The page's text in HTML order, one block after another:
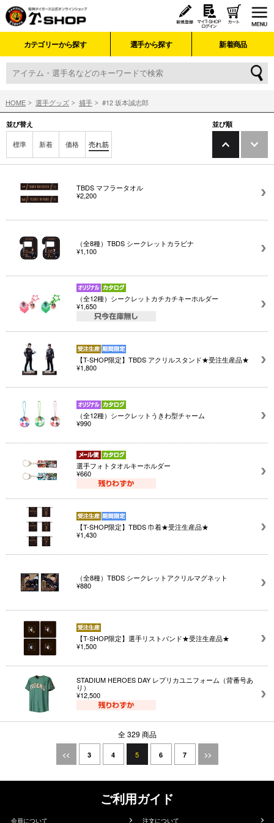
カテゴリーから探す 選手から探す 新着商品
HOME 選手グッズ 捕手 #12 坂本誠志郎
並び替え
標準 新着 価格 売れ筋
並び順
TBDS マフラータオル
¥2,200
（全8種）TBDS シークレットカラビナ
¥1,100
（全12種）シークレットカチカチキーホルダー
¥1,650
【T-SHOP限定】TBDS アクリルスタンド★受注生産品★
¥1,800
（全12種）シークレットうきわ型チャーム
¥990
選手フォトタオルキーホルダー
¥660
【T-SHOP限定】TBDS 巾着★受注生産品★
¥1,430
（全8種）TBDS シークレットアクリルマグネット
¥880
【T-SHOP限定】選手リストバンド★受注生産品★
¥1,500
STADIUM HEROES DAY レプリカユニフォーム（背番号あ
り）
¥12,500
全 329 商品
<< 3 4 5 6 7 >>
ご利用ガイド
会員について 注文について